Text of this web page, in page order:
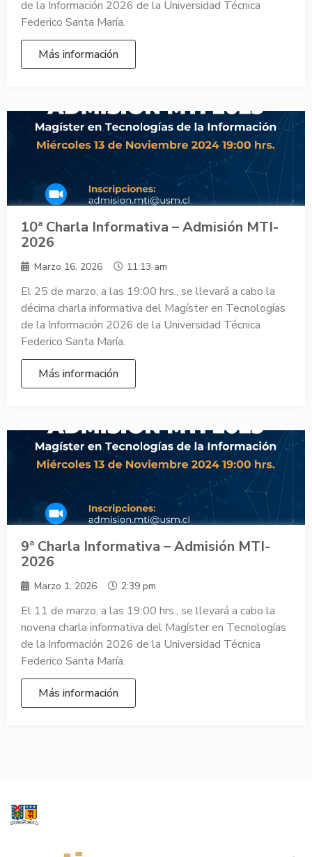
de la Información 2026 de la Universidad Técnica
Federico Santa María.
Más información
10ª Charla Informativa – Admisión MTI-
2026
Marzo 16, 2026 11:13 am
El 25 de marzo, a las 19:00 hrs., se llevará a cabo la
décima charla informativa del Magíster en Tecnologías
de la Información 2026 de la Universidad Técnica
Federico Santa María.
Más información
9ª Charla Informativa – Admisión MTI-
2026
Marzo 1, 2026 2:39 pm
El 11 de marzo, a las 19:00 hrs., se llevará a cabo la
novena charla informativa del Magíster en Tecnologías
de la Información 2026 de la Universidad Técnica
Federico Santa María.
Más información